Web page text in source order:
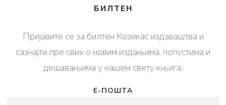
БИЛТЕН
Пријавите се за билтен Козикас издаваштва и
сазнајте пре свих о новим издањима, попустима и
дешавањима у нашем свету књига.
Е-ПОШТА